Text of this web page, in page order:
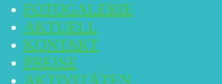
FOTOGALERIE
AKTUELL
KONTAKT
PREISE
AKTIVITÄTEN